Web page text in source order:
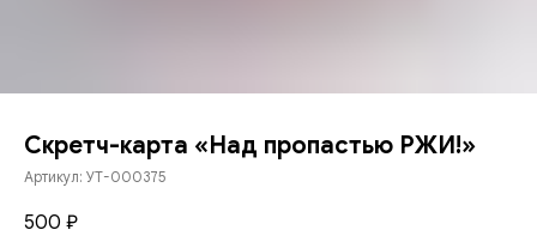
Скретч-карта «Над пропастью РЖИ!»
Артикул: УТ-000375
500 ₽